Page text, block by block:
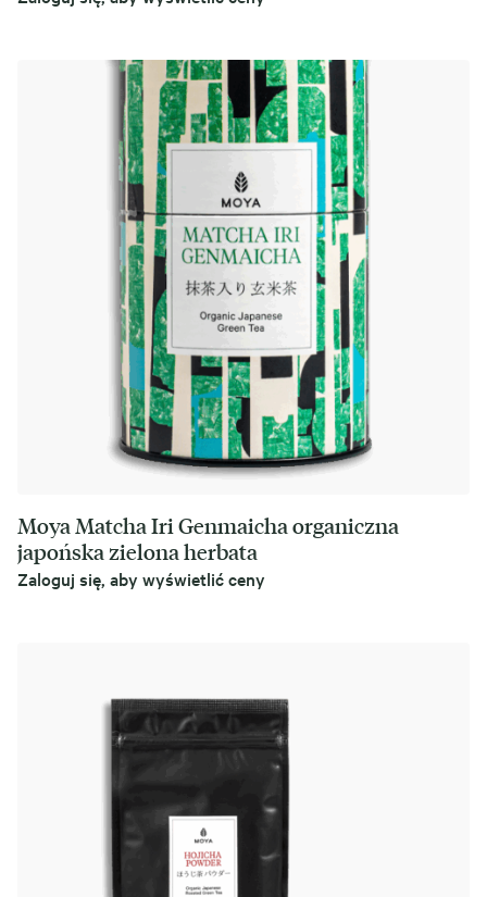
Moya Matcha Iri Genmaicha organiczna
japońska zielona herbata
Zaloguj się, aby wyświetlić ceny